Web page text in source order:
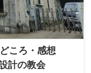
ころ・感想
計の教会